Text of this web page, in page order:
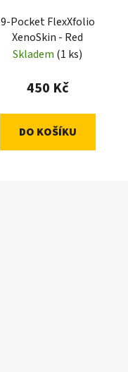
9-Pocket FlexXfolio
XenoSkin - Red
Skladem (1 ks)
450 Kč
DO KOŠÍKU